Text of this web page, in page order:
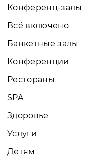
Конференц-залы
Всё включено
Банкетные залы
Конференции
Рестораны
SPA
Здоровье
Услуги
Детям